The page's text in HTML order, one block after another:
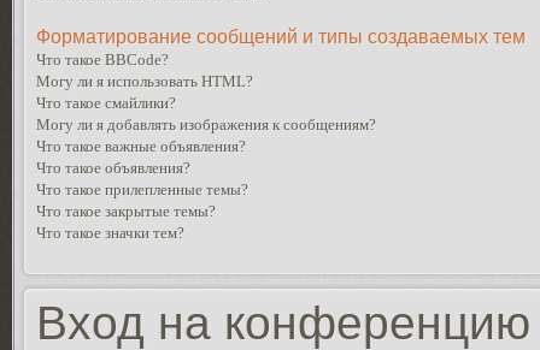
Форматирование сообщений и типы создаваемых тем
Что такое BBCode?
Могу ли я использовать HTML?
Что такое смайлики?
Могу ли я добавлять изображения к сообщениям?
Что такое важные объявления?
Что такое объявления?
Что такое прилепленные темы?
Что такое закрытые темы?
Что такое значки тем?
Вход на конференцию